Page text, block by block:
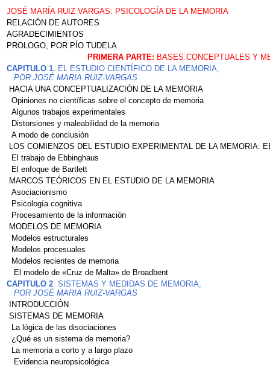
JOSÉ MARÍA RUIZ VARGAS: PSICOLOGÍA DE LA MEMORIA
RELACIÓN DE AUTORES
AGRADECIMIENTOS
PROLOGO, POR PÍO TUDELA
PRIMERA PARTE: BASES CONCEPTUALES Y
CAPITULO 1. EL ESTUDIO CIENTÍFICO DE LA MEMORIA,
POR JOSÉ MARIA RUIZ-VARGAS
HACIA UNA CONCEPTUALIZACIÓN DE LA MEMORIA
Opiniones no científicas sobre el concepto de memoria
Algunos trabajos experimentales
Distorsiones y maleabilidad de la memoria
A modo de conclusión
LOS COMIENZOS DEL ESTUDIO EXPERIMENTAL DE LA MEMORIA:
El trabajo de Ebbinghaus
El enfoque de Bartlett
MARCOS TEÓRICOS EN EL ESTUDIO DE LA MEMORIA
Asociacionismo
Psicología cognitiva
Procesamiento de la información
MODELOS DE MEMORIA
Modelos estructurales
Modelos procesuales
Modelos recientes de memoria
El modelo de «Cruz de Malta» de Broadbent
CAPITULO 2. SISTEMAS Y MEDIDAS DE MEMORIA,
POR JOSÉ MARIA RUIZ-VARGAS
INTRODUCCIÓN
SISTEMAS DE MEMORIA
La lógica de las disociaciones
¿Qué es un sistema de memoria?
La memoria a corto y a largo plazo
Evidencia neuropsicológica